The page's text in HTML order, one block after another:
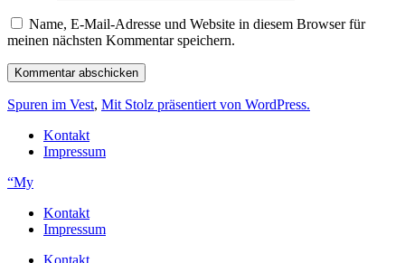
Name, E-Mail-Adresse und Website in diesem Browser für
meinen nächsten Kommentar speichern.
Spuren im Vest, Mit Stolz präsentiert von WordPress.
Kontakt
Impressum
“My
Kontakt
Impressum